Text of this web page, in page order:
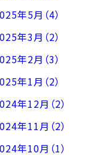
年5月（4）
年3月（2）
年2月（3）
年1月（2）
年12月（2）
年11月（2）
年10月（1）